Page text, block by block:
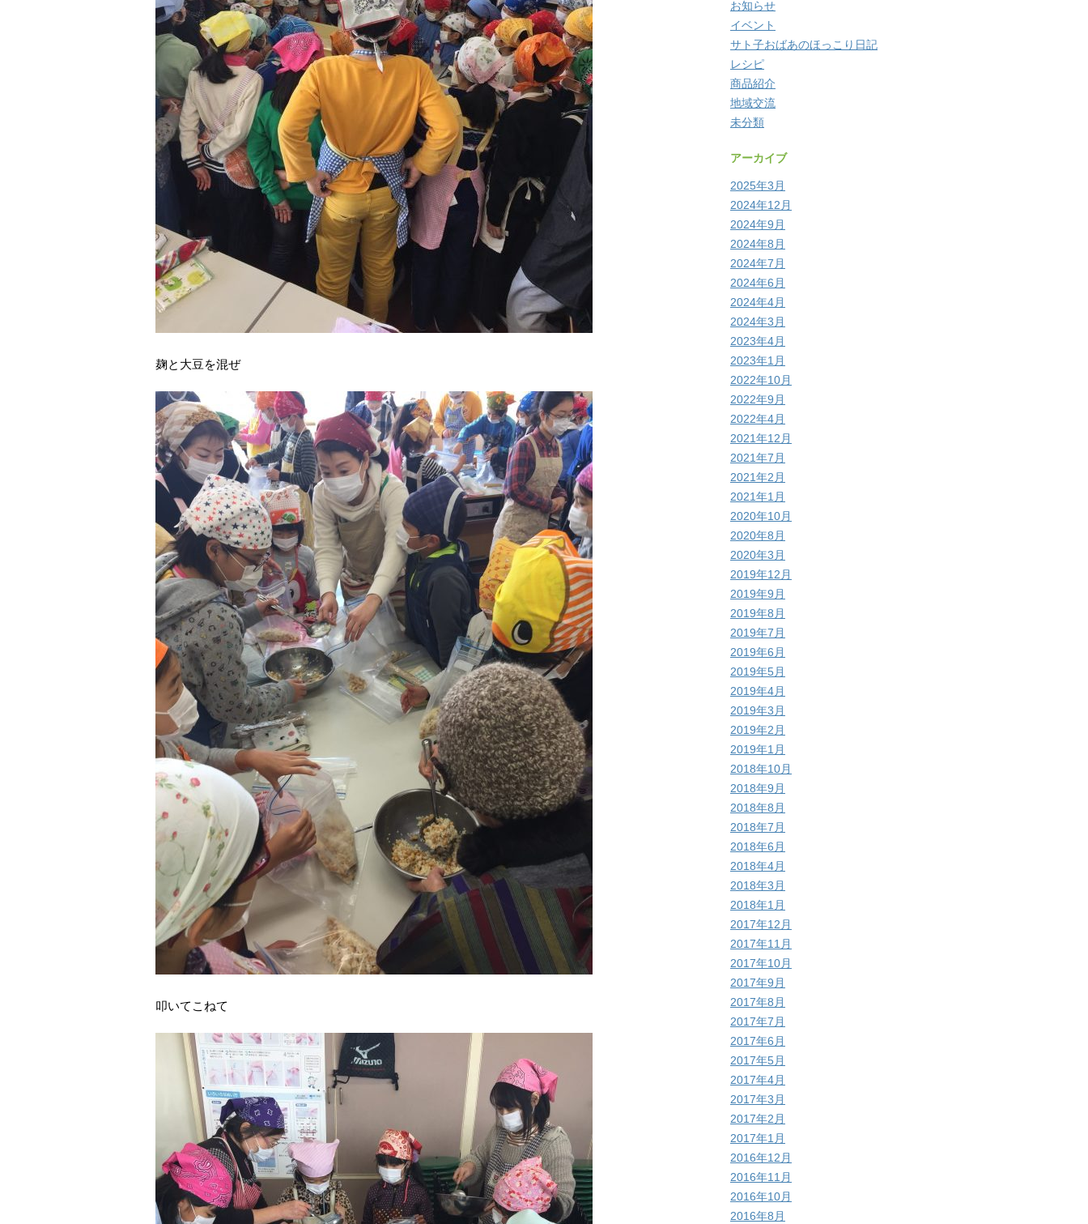
麹と大豆を混ぜ
叩いてこねて
お知らせ
イベント
サト子おばあのほっこり日記
レシピ
商品紹介
地域交流
未分類
アーカイブ
2025年3月
2024年12月
2024年9月
2024年8月
2024年7月
2024年6月
2024年4月
2024年3月
2023年4月
2023年1月
2022年10月
2022年9月
2022年4月
2021年12月
2021年7月
2021年2月
2021年1月
2020年10月
2020年8月
2020年3月
2019年12月
2019年9月
2019年8月
2019年7月
2019年6月
2019年5月
2019年4月
2019年3月
2019年2月
2019年1月
2018年10月
2018年9月
2018年8月
2018年7月
2018年6月
2018年4月
2018年3月
2018年1月
2017年12月
2017年11月
2017年10月
2017年9月
2017年8月
2017年7月
2017年6月
2017年5月
2017年4月
2017年3月
2017年2月
2017年1月
2016年12月
2016年11月
2016年10月
2016年8月